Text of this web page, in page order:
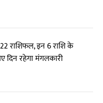
राशिफल, इन 6 राशि के
दिन रहेगा मंगलकारी